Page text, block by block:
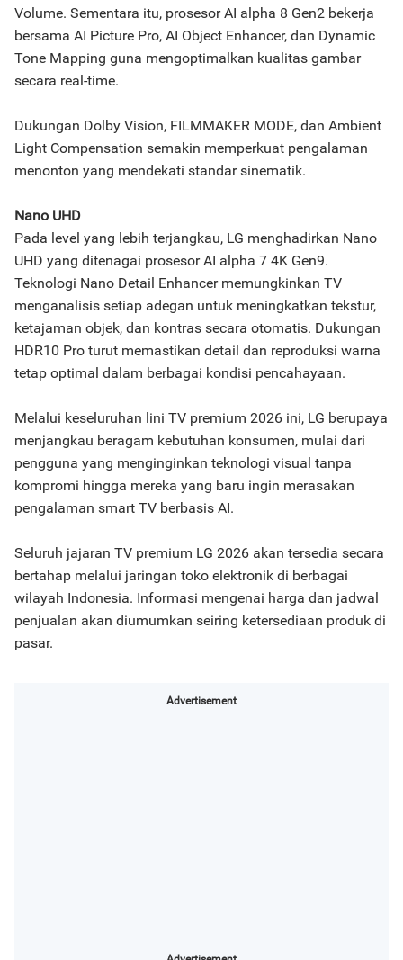
Volume. Sementara itu, prosesor AI alpha 8 Gen2 bekerja
bersama AI Picture Pro, AI Object Enhancer, dan Dynamic
Tone Mapping guna mengoptimalkan kualitas gambar
secara real-time.
Dukungan Dolby Vision, FILMMAKER MODE, dan Ambient
Light Compensation semakin memperkuat pengalaman
menonton yang mendekati standar sinematik.
Nano UHD
Pada level yang lebih terjangkau, LG menghadirkan Nano
UHD yang ditenagai prosesor AI alpha 7 4K Gen9.
Teknologi Nano Detail Enhancer memungkinkan TV
menganalisis setiap adegan untuk meningkatkan tekstur,
ketajaman objek, dan kontras secara otomatis. Dukungan
HDR10 Pro turut memastikan detail dan reproduksi warna
tetap optimal dalam berbagai kondisi pencahayaan.
Melalui keseluruhan lini TV premium 2026 ini, LG berupaya
menjangkau beragam kebutuhan konsumen, mulai dari
pengguna yang menginginkan teknologi visual tanpa
kompromi hingga mereka yang baru ingin merasakan
pengalaman smart TV berbasis AI.
Seluruh jajaran TV premium LG 2026 akan tersedia secara
bertahap melalui jaringan toko elektronik di berbagai
wilayah Indonesia. Informasi mengenai harga dan jadwal
penjualan akan diumumkan seiring ketersediaan produk di
pasar.
Advertisement